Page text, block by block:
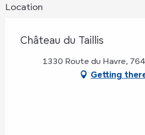
Location
Château du Taillis
1330 Route du Havre,
Getting